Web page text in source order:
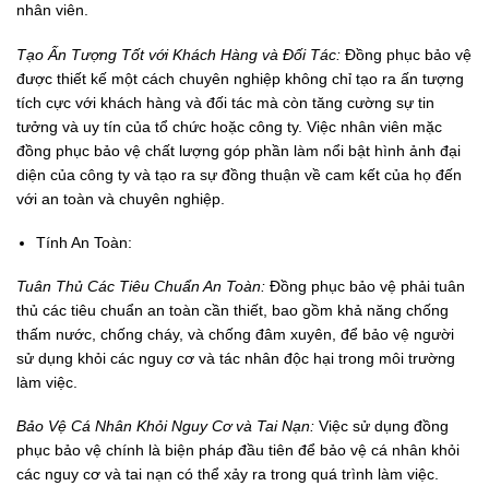
nhân viên.
Tạo Ấn Tượng Tốt với Khách Hàng và Đối Tác: Đồng phục bảo vệ
được thiết kế một cách chuyên nghiệp không chỉ tạo ra ấn tượng
tích cực với khách hàng và đối tác mà còn tăng cường sự tin
tưởng và uy tín của tổ chức hoặc công ty. Việc nhân viên mặc
đồng phục bảo vệ chất lượng góp phần làm nổi bật hình ảnh đại
diện của công ty và tạo ra sự đồng thuận về cam kết của họ đến
với an toàn và chuyên nghiệp.
Tính An Toàn:
Tuân Thủ Các Tiêu Chuẩn An Toàn: Đồng phục bảo vệ phải tuân
thủ các tiêu chuẩn an toàn cần thiết, bao gồm khả năng chống
thấm nước, chống cháy, và chống đâm xuyên, để bảo vệ người
sử dụng khỏi các nguy cơ và tác nhân độc hại trong môi trường
làm việc.
Bảo Vệ Cá Nhân Khỏi Nguy Cơ và Tai Nạn: Việc sử dụng đồng
phục bảo vệ chính là biện pháp đầu tiên để bảo vệ cá nhân khỏi
các nguy cơ và tai nạn có thể xảy ra trong quá trình làm việc.